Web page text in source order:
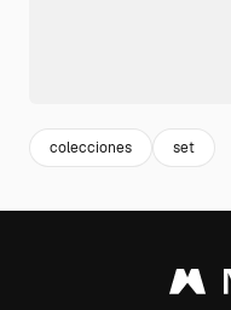
colecciones set